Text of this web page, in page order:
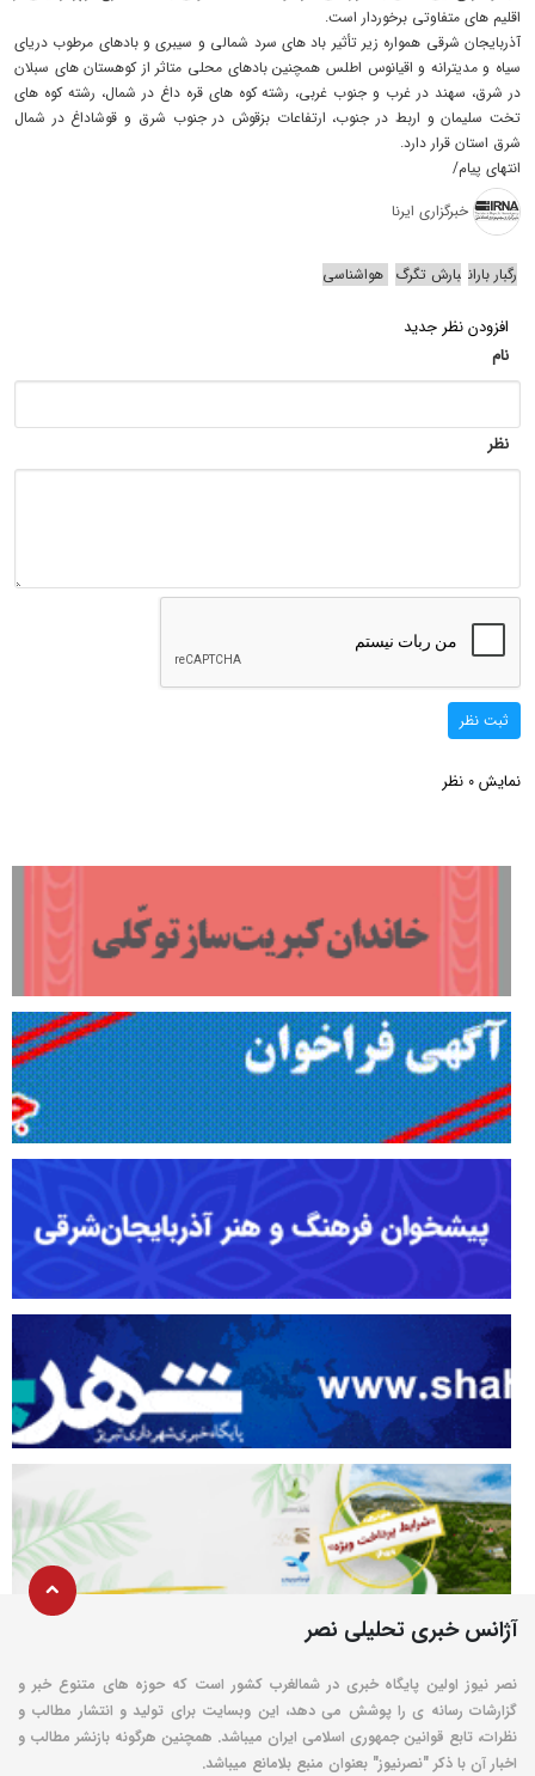
اقلیم های متفاوتی برخوردار است.
آذربایجان شرقی همواره زیر تأثیر باد های سرد شمالی و سیبری و بادهای مرطوب دریای
سیاه و مدیترانه و اقیانوس اطلس همچنین بادهای محلی متاثر از کوهستان های سبلان
در شرق، سهند در غرب و جنوب غربی، رشته کوه های قره داغ در شمال، رشته کوه های
تخت سلیمان و اربط در جنوب، ارتفاعات بزقوش در جنوب شرق و قوشاداغ در شمال
شرق استان قرار دارد.
انتهای پیام/
خبرگزاری ایرنا
رگبار باران بارش تگرگ هواشناسی
افزودن نظر جدید
نام
نظر
ثبت نظر
نمایش 0 نظر
آژانس خبری تحلیلی نصر
نصر نیوز اولین پایگاه خبری در شمالغرب کشور است که حوزه های متنوع خبر و
گزارشات رسانه ی را پوشش می دهد، این وبسایت برای تولید و انتشار مطالب و
نظرات، تابع قوانین جمهوری اسلامی ایران میباشد. همچنین هرگونه بازنشر مطالب و
اخبار آن با ذکر "نصرنیوز" بعنوان منبع بلامانع میباشد.